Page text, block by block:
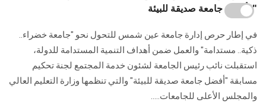
"أفضل جامعة صديقة للبيئة"
في إطار حرص إدارة جامعة عين شمس للتحول نحو "جامعة خضراء..
ذكية.. مستدامة" والعمل ضمن أهداف التنمية المستدامة للدولة،
استقبلت نائب رئيس الجامعة لشئون خدمة المجتمع لجنة تحكيم
مسابقة "أفضل جامعة صديقة للبيئة" والتي تنظمها وزارة التعليم العالي
والمجلس الأعلى للجامعات.....